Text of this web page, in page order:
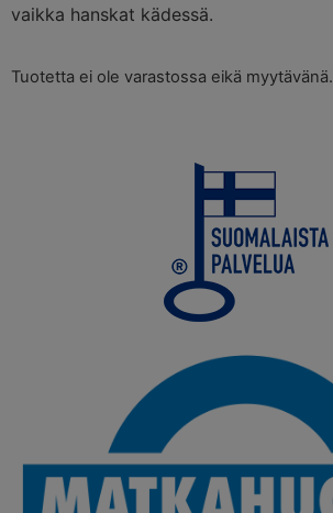
vaikka hanskat kädessä.
Tuotetta ei ole varastossa eikä myytävänä.